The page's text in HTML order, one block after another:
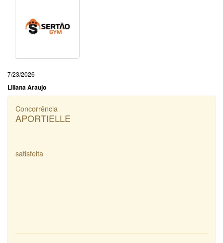
7/23/2026
Liliana Araujo
Concorrência
APORTIELLE
satisfeita